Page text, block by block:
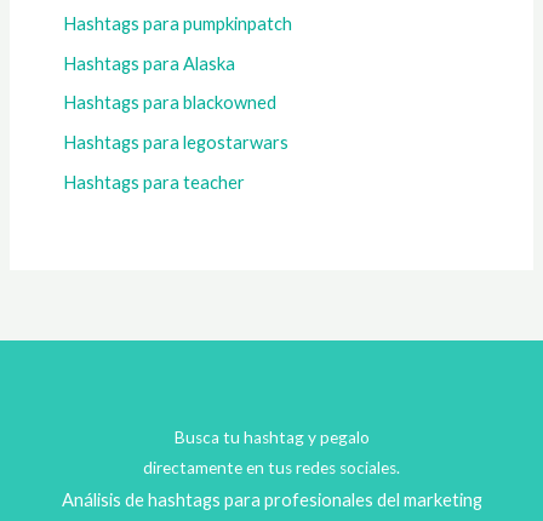
Hashtags para pumpkinpatch
Hashtags para Alaska
Hashtags para blackowned
Hashtags para legostarwars
Hashtags para teacher
Busca tu hashtag y pegalo
directamente en tus redes sociales.
Análisis de hashtags para profesionales del marketing